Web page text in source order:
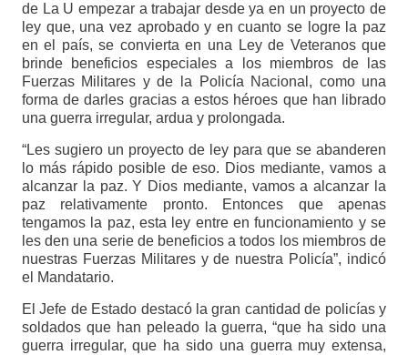
de La U empezar a trabajar desde ya en un proyecto de
ley que, una vez aprobado y en cuanto se logre la paz
en el país, se convierta en una Ley de Veteranos que
brinde beneficios especiales a los miembros de las
Fuerzas Militares y de la Policía Nacional, como una
forma de darles gracias a estos héroes que han librado
una guerra irregular, ardua y prolongada.
“Les sugiero un proyecto de ley para que se abanderen
lo más rápido posible de eso. Dios mediante, vamos a
alcanzar la paz. Y Dios mediante, vamos a alcanzar la
paz relativamente pronto. Entonces que apenas
tengamos la paz, esta ley entre en funcionamiento y se
les den una serie de beneficios a todos los miembros de
nuestras Fuerzas Militares y de nuestra Policía”, indicó
el Mandatario.
El Jefe de Estado destacó la gran cantidad de policías y
soldados que han peleado la guerra, “que ha sido una
guerra irregular, que ha sido una guerra muy extensa,